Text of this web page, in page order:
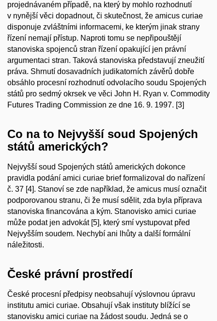
projednávaném případě, na který by mohlo rozhodnutí
v nynější věci dopadnout, či skutečnost, že amicus curiae
disponuje zvláštními informacemi, ke kterým jinak strany
řízení nemají přístup. Naproti tomu se nepřipouštějí
stanoviska spojenců stran řízení opakující jen právní
argumentaci stran. Taková stanoviska představují zneužití
práva. Shrnutí dosavadních judikatorních závěrů dobře
obsáhlo procesní rozhodnutí odvolacího soudu Spojených
států pro sedmý okrsek ve věci John H. Ryan v. Commodity
Futures Trading Commission ze dne 16. 9. 1997. [3]
Co na to Nejvyšší soud Spojených
států amerických?
Nejvyšší soud Spojených států amerických dokonce
pravidla podání amici curiae briefformalizoval do nařízení
č. 37 [4]. Stanoví se zde například, že amicus musí označit
podporovanou stranu, či že musí sdělit, zda byla příprava
stanoviska financována a kým. Stanovisko amici curiae
může podat jen advokát [5], který smí vystupovat před
Nejvyšším soudem. Nechybí ani lhůty a další formální
náležitosti.
České právní prostředí
České procesní předpisy neobsahují výslovnou úpravu
institutu amici curiae. Obsahují však instituty blížící se
stanovisku amici curiae na žádost soudu. Jedná se o